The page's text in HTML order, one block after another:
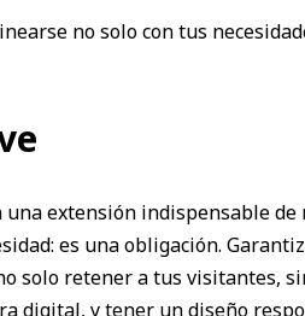
no solo con tus
extensión indispensable
es una obligación.
solo retener a tus visitantes,
digital, y tener un diseño